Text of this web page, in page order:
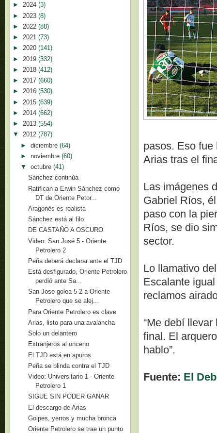
pasos. Eso fue
Arias tras el
Las imágenes
Gabriel Ríos,
paso con la
Ríos, se dio
sector.
Lo llamativo
Escalante
reclamos
“Me debí
final. El
hablo”.
Fuente: El
► 2024 (3)
► 2023 (8)
► 2022 (88)
► 2021 (73)
► 2020 (141)
► 2019 (332)
► 2018 (412)
► 2017 (660)
► 2016 (530)
► 2015 (639)
► 2014 (662)
► 2013 (554)
▼ 2012 (787)
► diciembre (64)
► noviembre (60)
▼ octubre (41)
Sánchez continúa
Ratifican a Erwin Sánchez como
DT de Oriente Petor...
Aragonés es realista
Sánchez está al filo
DE CASTAÑO A OSCURO
Video: San José 5 - Oriente
Petrolero 2
Peña deberá declarar ante el TJD
Está desfigurado, Oriente Petrolero
perdió ante Sa...
San Jose golea 5-2 a Oriente
Petrolero que se alej...
Para Oriente Petrolero es clave
Arias, listo para una avalancha
Solo un delantero
Extranjeros al onceno
El TJD está en apuros
Peña se blinda contra el TJD
Video: Universitario 1 - Oriente
Petrolero 1
SIGUE SIN PODER GANAR
El descargo de Arias
Golpes, yerros y mucha bronca
Oriente Petrolero se trae un punto